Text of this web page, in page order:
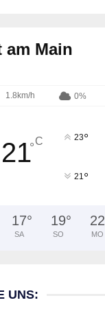
am Main
1.8km/h 0%
21°C 23°
21°
17°
SA
19°
SO
22
MO
UNS: